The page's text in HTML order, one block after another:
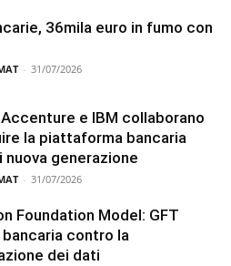
36mila euro in fumo con
- 31/07/2026
e IBM collaborano
la piattaforma bancaria
nuova generazione
- 31/07/2026
Foundation Model: GFT
bancaria contro la
dei dati